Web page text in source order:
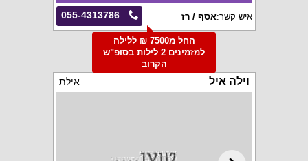
055-4313786 איש קשר:אסף / רז
החל מ7500 ₪ ללילה
למזמינים 2 לילות בסופ"ש
הקרוב
וילה איל אילת